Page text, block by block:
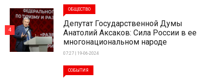
ОБЩЕСТВО
Депутат Государственной Думы
Анатолий Аксаков: Сила России в ее
многонациональном народе
07:27 | 19-06-2024
4
СОБЫТИЯ